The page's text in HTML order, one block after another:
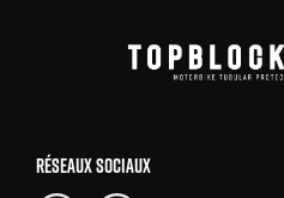
RÉSEAUX SOCIAUX